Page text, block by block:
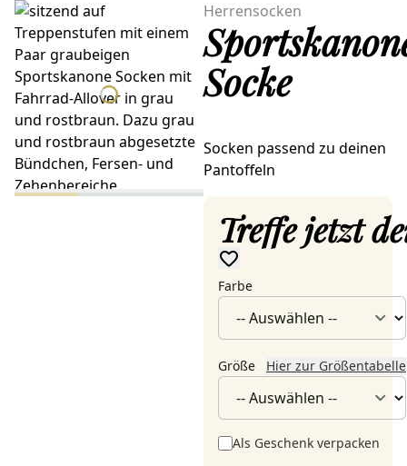
Herrensocken
Socke
Socken passend zu deinen
Pantoffeln
Treffe jetzt
Farbe
Größe Hier zur Größentabelle
Als Geschenk verpacken